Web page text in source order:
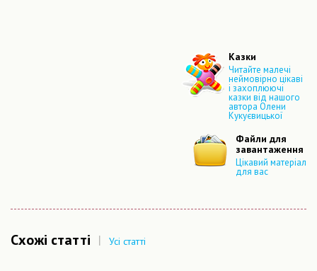
Казки
Читайте малечі
неймовірно цікаві
і захоплюючі
казки від нашого
автора Олени
Кукуєвицької
Файли для
завантаження
Цікавий матеріал
для вас
Схожі статті | Усі статті